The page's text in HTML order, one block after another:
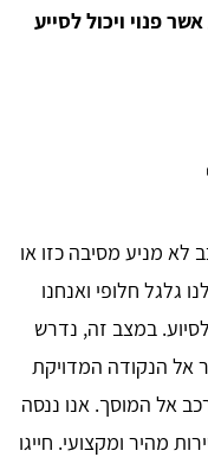
פנוי ויכול לסייע
מניע מסיבה כזו או
גלגל חלופי ואנחנו
במצב זה, נדרש
אל הנקודה המדויקת
אל המוסך. אנו ננסה
מהיר ומקצועי. חייגו